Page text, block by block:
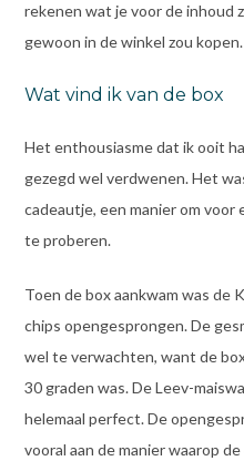
rekenen wat je voor de inhoud
gewoon in de winkel zou kopen.
Wat vind ik van de box
Het enthousiasme dat ik ooit
gezegd wel verdwenen. Het
cadeautje, een manier om
te proberen.
Toen de box aankwam was de
chips opengesprongen. De
wel te verwachten, want de
30 graden was. De Leev-
helemaal perfect. De
vooral aan de manier waarop